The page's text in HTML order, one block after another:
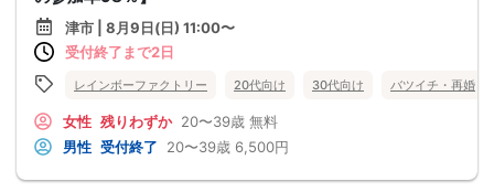
津市 | 8月9日(日) 11:00〜
受付終了まで2日
レインボーファクトリー 20代向け 30代向け バツイチ・再婚
女性 残りわずか 20〜39歳 無料
男性 受付終了 20〜39歳 6,500円